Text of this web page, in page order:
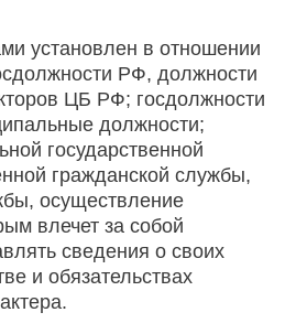
установлен в отношении
РФ, должности
ЦБ РФ; госдолжности
должности;
государственной
гражданской службы,
осуществление
влечет за собой
сведения о своих
и обязательствах